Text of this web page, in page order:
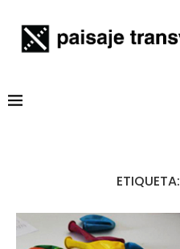
ETIQUETA: